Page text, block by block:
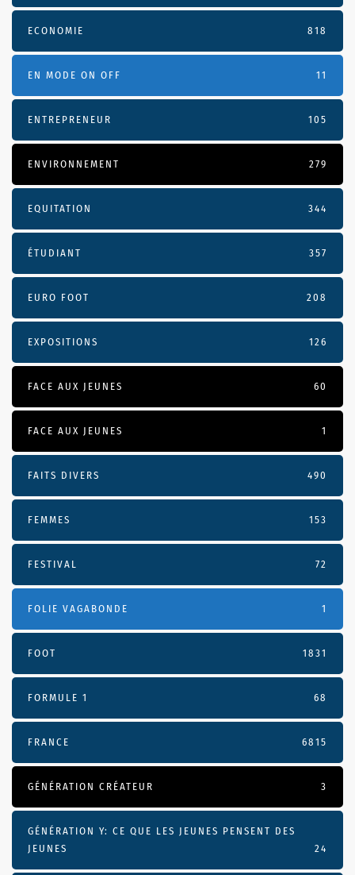
ECONOMIE 818
EN MODE ON OFF 11
ENTREPRENEUR 105
ENVIRONNEMENT 279
EQUITATION 344
ÉTUDIANT 357
EURO FOOT 208
EXPOSITIONS 126
FACE AUX JEUNES 60
FACE AUX JEUNES 1
FAITS DIVERS 490
FEMMES 153
FESTIVAL 72
FOLIE VAGABONDE 1
FOOT 1831
FORMULE 1 68
FRANCE 6815
GÉNÉRATION CRÉATEUR 3
GÉNÉRATION Y: CE QUE LES JEUNES PENSENT DES
JEUNES
24